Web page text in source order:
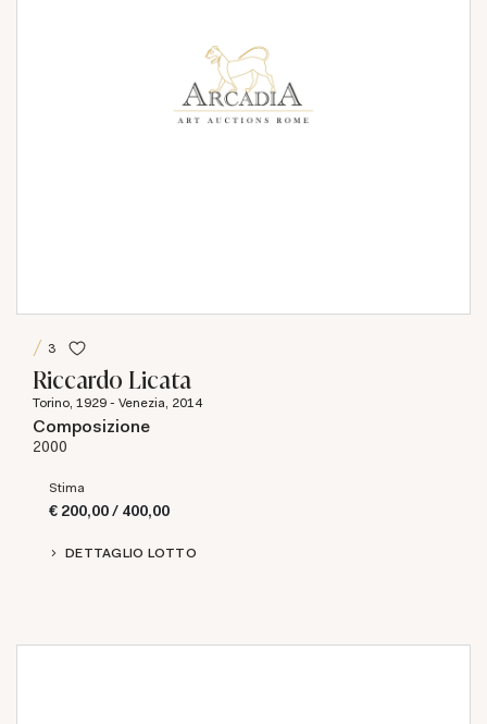
3
Riccardo Licata
Torino, 1929 - Venezia, 2014
Composizione
2000
Stima
€ 200,00 / 400,00
DETTAGLIO LOTTO